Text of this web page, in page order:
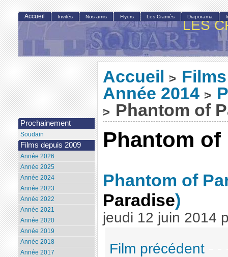
LES
Accueil >
Année 2014 >
> Phantom of
Phantom of
Phantom of
Paradise)
jeudi 12 juin 2014
Film précédent
Accueil Invités Nos amis Flyers Les Cramés Diaporama
Prochainement
Soudain
Films depuis 2009
Année 2026
Année 2025
Année 2024
Année 2023
Année 2022
Année 2021
Année 2020
Année 2019
Année 2018
Année 2017